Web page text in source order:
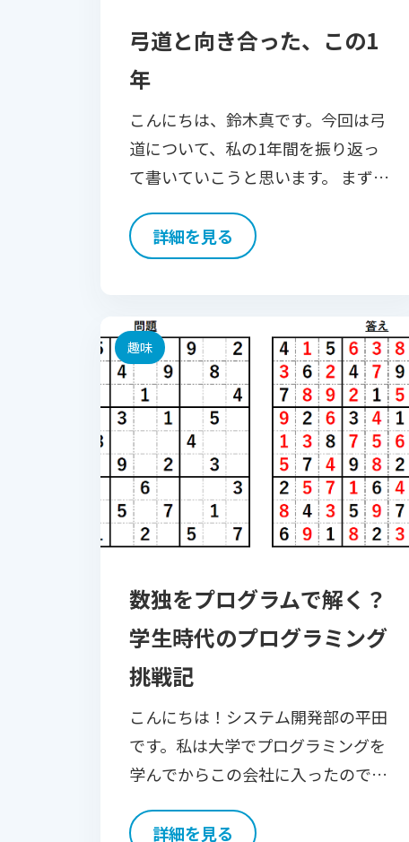
弓道と向き合った、この1
年
こんにちは、鈴木真です。今回は弓
道について、私の1年間を振り返っ
て書いていこうと思います。 まず大
道部として出場している全日本勤労
者弓道選手権大会の予選大会では、
詳細を見る
趣味
数独をプログラムで解く？
学生時代のプログラミング
挑戦記
こんにちは！システム開発部の平田
です。私は大学でプログラミングを
学んでからこの会社に入ったのです
グラムで解こうとしたことがあり、
詳細を見る